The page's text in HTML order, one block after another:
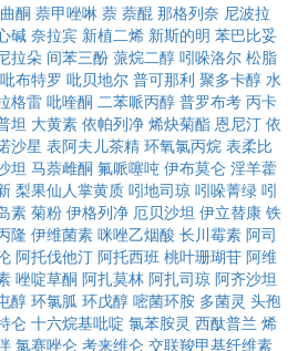
酮 萘甲唑啉 萘 萘醌 那格列奈 尼波拉
碱 奈拉宾 新植二烯 新斯的明 苯巴比妥
拉朵 间苯三酚 蒎烷二醇 吲哚洛尔 松脂
吡布特罗 吡贝地尔 普可那利 聚多卡醇 水
格雷 吡喹酮 二苯哌丙醇 普罗布考 丙卡
坦 大黄素 依帕列净 烯炔菊酯 恩尼汀 依
沙星 表阿夫儿茶精 环氧氯丙烷 表柔比
坦 马萘雌酮 氟哌噻吨 伊布莫仑 淫羊藿
梨果仙人掌黄质 吲地司琼 吲哚菁绿 吲
素菊粉 伊格列净 厄贝沙坦 伊立替康 铁
隆 伊维菌素 咪唑乙烟酸 长川霉素 阿司
阿托伐他汀 阿托西班 桃叶珊瑚苷 阿维
唑啶草酮 阿扎莫林 阿扎司琼 阿齐沙坦
醇 环氯胍 环戊醇 嘧菌环胺 多菌灵 头孢
仑 十六烷基吡啶 氯苯胺灵 西酞普兰 烯
氯赛唑仑 考来维仑 交联羧甲基纤维素